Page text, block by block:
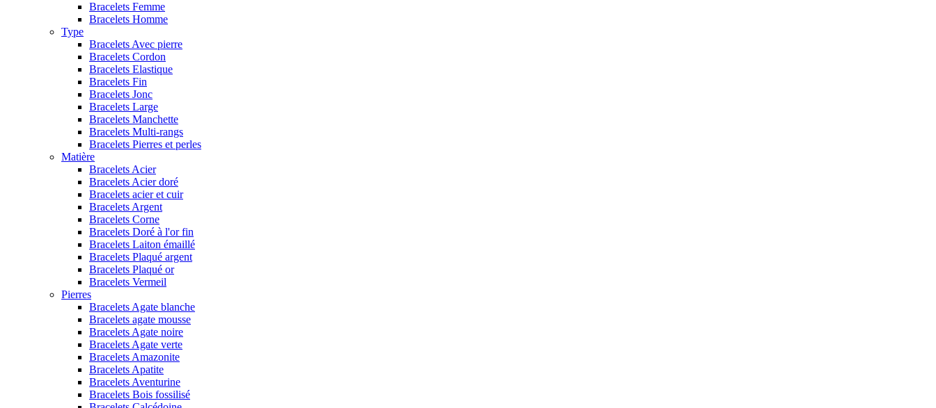
Bracelets Femme
Bracelets Homme
Type
Bracelets Avec pierre
Bracelets Cordon
Bracelets Elastique
Bracelets Fin
Bracelets Jonc
Bracelets Large
Bracelets Manchette
Bracelets Multi-rangs
Bracelets Pierres et perles
Matière
Bracelets Acier
Bracelets Acier doré
Bracelets acier et cuir
Bracelets Argent
Bracelets Corne
Bracelets Doré à l'or fin
Bracelets Laiton émaillé
Bracelets Plaqué argent
Bracelets Plaqué or
Bracelets Vermeil
Pierres
Bracelets Agate blanche
Bracelets agate mousse
Bracelets Agate noire
Bracelets Agate verte
Bracelets Amazonite
Bracelets Apatite
Bracelets Aventurine
Bracelets Bois fossilisé